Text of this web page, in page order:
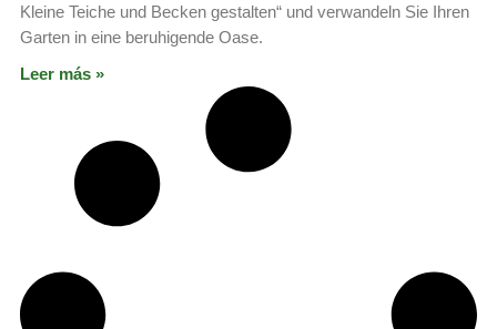
Kleine Teiche und Becken gestalten“ und verwandeln Sie Ihren
Garten in eine beruhigende Oase.
Leer más »